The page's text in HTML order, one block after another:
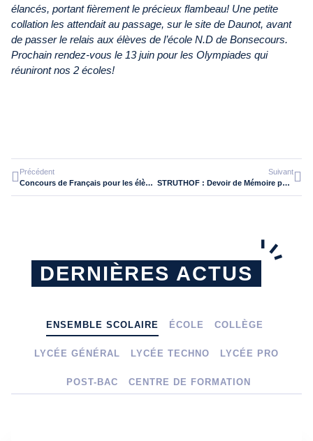
élancés, portant fièrement le précieux flambeau! Une petite
collation les attendait au passage, sur le site de Daunot, avant
de passer le relais aux élèves de l’école N.D de Bonsecours.
Prochain rendez-vous le 13 juin pour les Olympiades qui
réuniront nos 2 écoles!
Précédent
Concours de Français pour les élèves de 1ère Bac Pro ASSP et MDA.
Suivant
STRUTHOF : Devoir de Mémoire pour les élèves de Bac Pro.
DERNIÈRES ACTUS
ENSEMBLE SCOLAIRE ÉCOLE COLLÈGE
LYCÉE GÉNÉRAL LYCÉE TECHNO LYCÉE PRO
POST-BAC CENTRE DE FORMATION